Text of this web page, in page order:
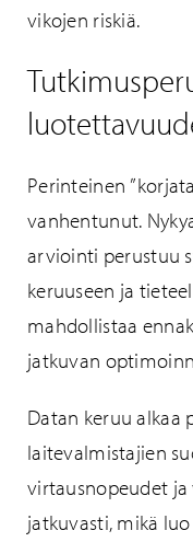
vikojen riskiä.
Perinteinen
vanhentunut.
arviointi perustuu
keruuseen ja
mahdollistaa
jatkuvan
Datan keruu alkaa
laitevalmistajien
virtausnopeudet
jatkuvasti, mikä